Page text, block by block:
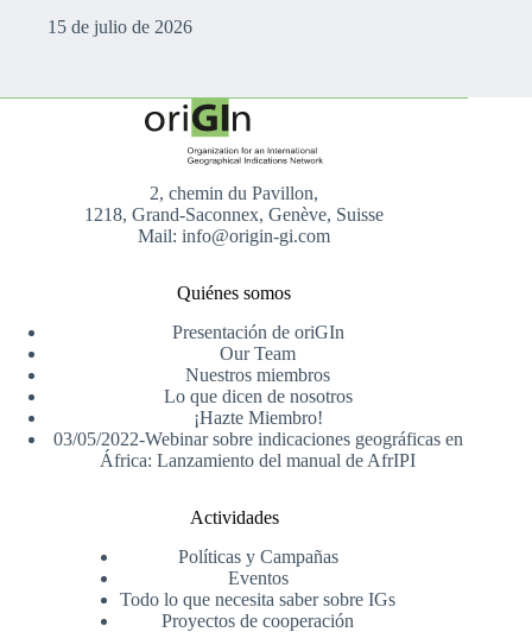
15 de julio de 2026
2, chemin du Pavillon,
1218, Grand-Saconnex, Genève, Suisse
Mail: info@origin-gi.com
Quiénes somos
Presentación de oriGIn
Our Team
Nuestros miembros
Lo que dicen de nosotros
¡Hazte Miembro!
03/05/2022-Webinar sobre indicaciones geográficas en
África: Lanzamiento del manual de AfrIPI
Actividades
Políticas y Campañas
Eventos
Todo lo que necesita saber sobre IGs
Proyectos de cooperación